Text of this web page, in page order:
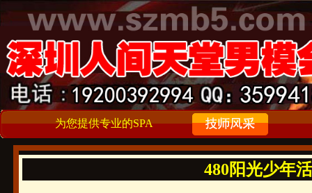
为您提供专业的SPA
480阳光少年